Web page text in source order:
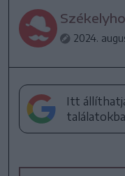
2024.
Itt